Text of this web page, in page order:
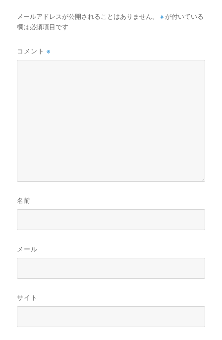
メールアドレスが公開されることはありません。 ※ が付いている
欄は必須項目です
コメント※
名前
メール
サイト